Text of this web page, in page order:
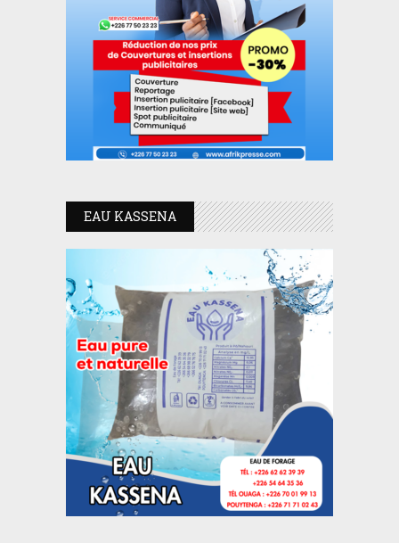
EAU KASSENA